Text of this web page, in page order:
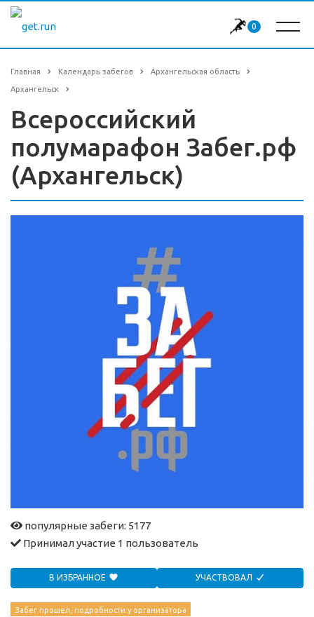
0
Главная Календарь забегов Архангельская область
Архангельск
Всероссийский
полумарафон Забег.рф
(Архангельск)
популярные забеги: 5177
Принимал участие 1 пользователь
В ИЗБРАННОЕ УЧАСТВОВАЛ
Забег прошел, подробности у организатора